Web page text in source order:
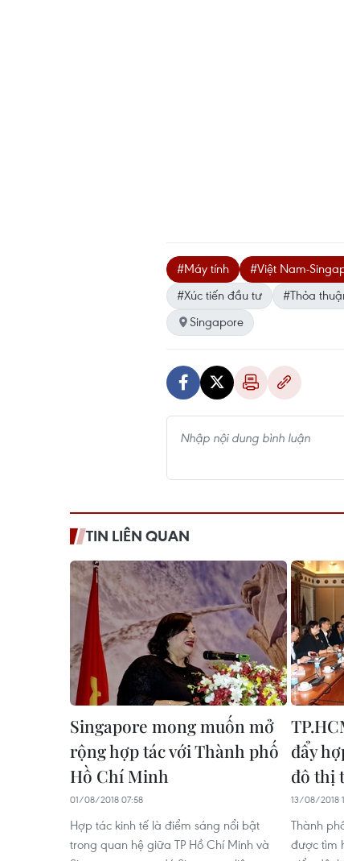
#Máy tính #Việt Nam-
#Xúc tiến đầu tư
#Thỏa
Singapore
TIN LIÊN QUAN
Singapore mong muốn mở
rộng hợp tác với Thành phố
Hồ Chí Minh
01/08/2018 07:58
Hợp tác kinh tế là điểm sáng nổi bật
trong quan hệ giữa TP Hồ Chí Minh và
đẩy
đô thị
13/08/2018
Thành
được tìm